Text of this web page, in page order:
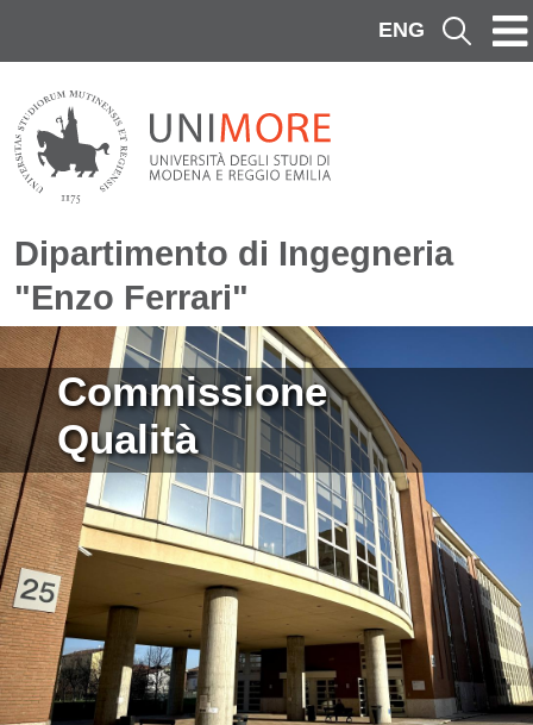
ENG Cerca
Dipartimento di Ingegneria
"Enzo Ferrari"
Immagine
Commissione
Qualità